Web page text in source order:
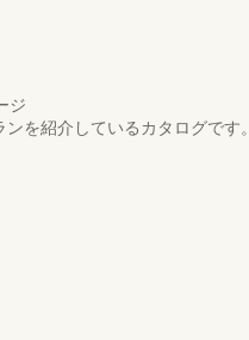
ジ
を紹介しているカタログです。